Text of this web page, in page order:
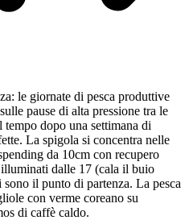
le giornate di pesca produttive
pause di alta pressione tra le
dopo una settimana di
La spigola si concentra nelle
da 10cm con recupero
dalle 17 (cala il buio
il punto di partenza. La pesca
con verme coreano su
di caffè caldo.